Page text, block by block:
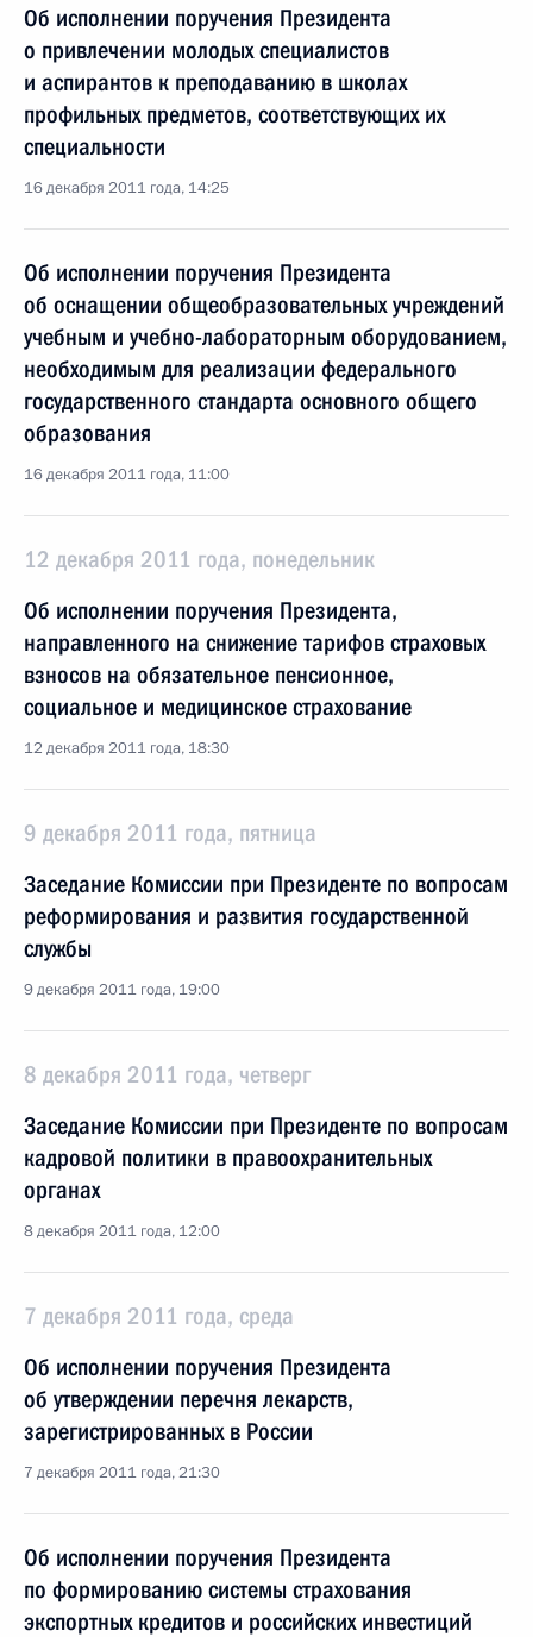
Об исполнении поручения Президента
о привлечении молодых специалистов
и аспирантов к преподаванию в школах
профильных предметов, соответствующих их
специальности
16 декабря 2011 года, 14:25
Об исполнении поручения Президента
об оснащении общеобразовательных учреждений
учебным и учебно-лабораторным оборудованием,
необходимым для реализации федерального
государственного стандарта основного общего
образования
16 декабря 2011 года, 11:00
12 декабря 2011 года, понедельник
Об исполнении поручения Президента,
направленного на снижение тарифов страховых
взносов на обязательное пенсионное,
социальное и медицинское страхование
12 декабря 2011 года, 18:30
9 декабря 2011 года, пятница
Заседание Комиссии при Президенте по вопросам
реформирования и развития государственной
службы
9 декабря 2011 года, 19:00
8 декабря 2011 года, четверг
Заседание Комиссии при Президенте по вопросам
кадровой политики в правоохранительных
органах
8 декабря 2011 года, 12:00
7 декабря 2011 года, среда
Об исполнении поручения Президента
об утверждении перечня лекарств,
зарегистрированных в России
7 декабря 2011 года, 21:30
Об исполнении поручения Президента
по формированию системы страхования
экспортных кредитов и российских инвестиций